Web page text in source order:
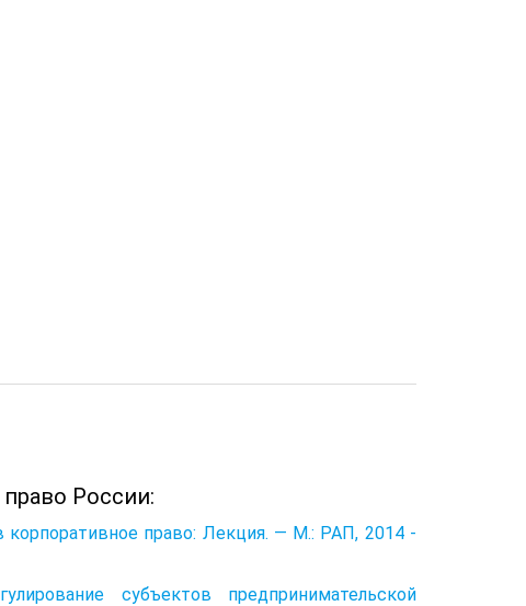
России:
право: Лекция. — М.: РАП, 2014 -
субъектов предпринимательской